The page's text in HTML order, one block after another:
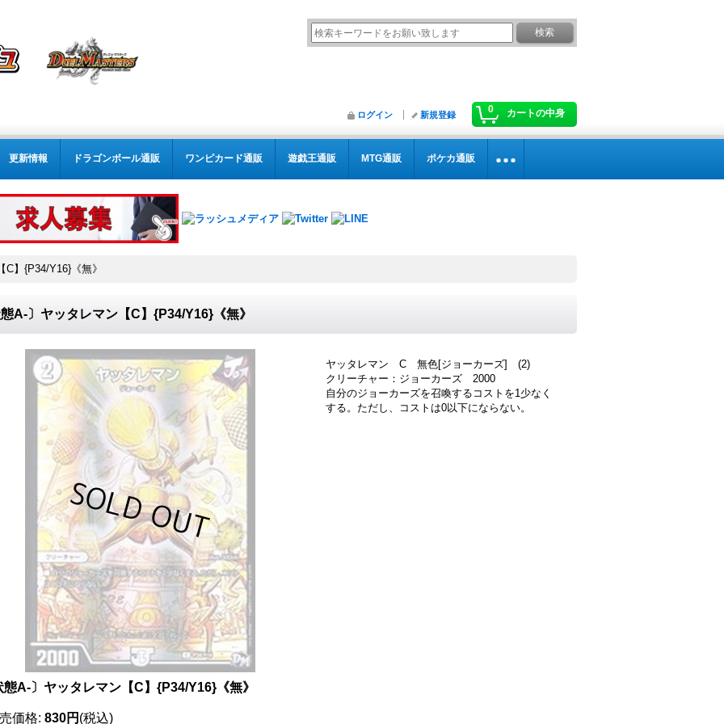
0 カートの中身
ログイン 新規登録
更新情報 ドラゴンボール通販 ワンピカード通販 遊戯王通販 MTG通販 ポケカ通販
】{P34/Y16}《無》
A-〕ヤッタレマン【C】{P34/Y16}《無》
ヤッタレマン C 無色[ジョーカーズ] (2)
クリーチャー：ジョーカーズ 2000
自分のジョーカーズを召喚するコストを1少なく
する。ただし、コストは0以下にならない。
態A-〕ヤッタレマン【C】{P34/Y16}《無》
価格: 830円 (税込)